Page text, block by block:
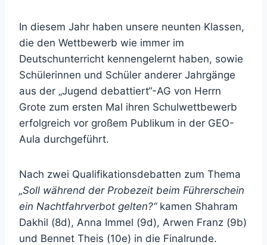
In diesem Jahr haben unsere neunten Klassen,
die den Wettbewerb wie immer im
Deutschunterricht kennengelernt haben, sowie
Schülerinnen und Schüler anderer Jahrgänge
aus der „Jugend debattiert“-AG von Herrn
Grote zum ersten Mal ihren Schulwettbewerb
erfolgreich vor großem Publikum in der GEO-
Aula durchgeführt.
Nach zwei Qualifikationsdebatten zum Thema
„Soll während der Probezeit beim Führerschein
ein Nachtfahrverbot gelten?“kamen Shahram
Dakhil (8d), Anna Immel (9d), Arwen Franz (9b)
und Bennet Theis (10e) in die Finalrunde.